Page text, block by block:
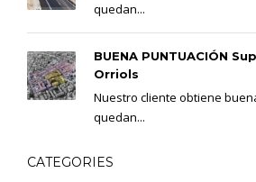
quedan...
BUENA PUNTUACIÓN
Orriols
Nuestro cliente obtiene
quedan...
CATEGORIES